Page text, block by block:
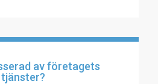
av företagets
tjänster?